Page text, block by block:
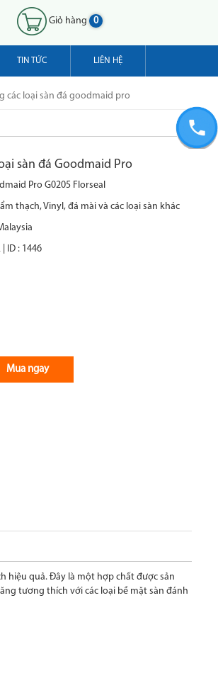
Giỏ hàng 0
TIN TỨC LIÊN HỆ
các loại sàn đá goodmaid pro
sàn đá Goodmaid Pro
Pro G0205 Florseal
thạch, Vinyl, đá mài và các loại sàn khác
ID : 1446
Mua ngay
hiệu quả. Đây là một hợp chất được sản
tương thích với các loại bề mặt sàn đánh